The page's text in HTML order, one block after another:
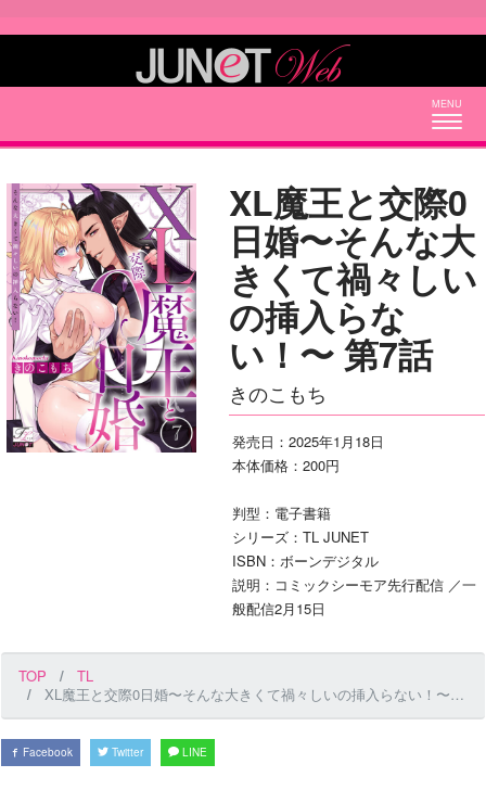
XL魔王と交際0
日婚〜そんな大
きくて禍々しい
の挿入らな
い！〜 第7話
きのこもち
発売日：2025年1月18日
本体価格：200円
判型：電子書籍
シリーズ：TL JUNET
ISBN：ボーンデジタル
説明：コミックシーモア先行配信 ／一
般配信2月15日
TOP
TL
XL魔王と交際0日婚〜そんな大きくて禍々しいの挿入らない！〜 第7話
Facebook Twitter LINE